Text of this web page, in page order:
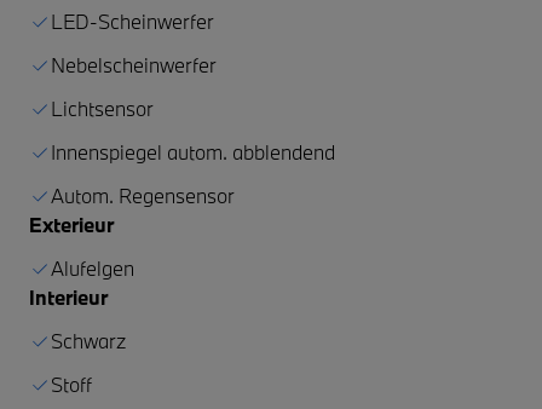
LED-Scheinwerfer
Nebelscheinwerfer
Lichtsensor
Innenspiegel autom. abblendend
Autom. Regensensor
Exterieur
Alufelgen
Interieur
Schwarz
Stoff